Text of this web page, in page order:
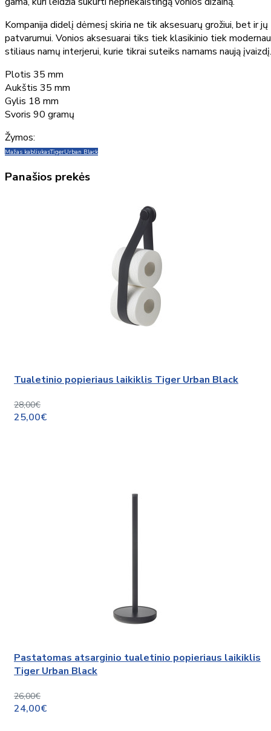
Kompanija didelį dėmesį skiria ne tik aksesuarų grožiui, bet ir jų
patvarumui. Vonios aksesuarai tiks tiek klasikinio tiek
stiliaus namų interjerui, kurie tikrai suteiks namams naują įvaizdį.
Plotis 35 mm
Aukštis 35 mm
Gylis 18 mm
Svoris 90 gramų
Žymos:
Mažas kabliukasTigerUrban Black
Panašios prekės
Tualetinio popieriaus laikiklis Tiger Urban Black
28,00€
25,00€
Pastatomas atsarginio tualetinio popieriaus laikiklis
Tiger Urban Black
26,00€
24,00€